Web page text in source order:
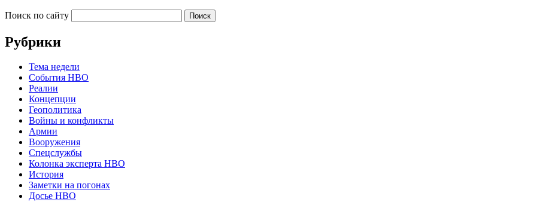
Поиск по сайту
Рубрики
Тема недели
События НВО
Реалии
Концепции
Геополитика
Войны и конфликты
Армии
Вооружения
Спецслужбы
Колонка эксперта НВО
История
Заметки на погонах
Досье НВО